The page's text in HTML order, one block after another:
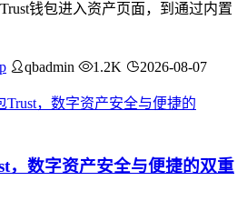
钱包进入资产页面，到通过内置
qbadmin 1.2K 2026-08-07
，数字资产安全与便捷的双重